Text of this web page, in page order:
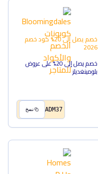
خصم يصل إلى 20% كود خصم
2026
خصم يصل إلى 20% على عروض
بلومينغديلز
ADM37 نسخ